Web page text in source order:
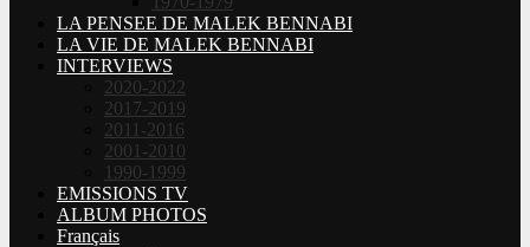
LA PENSEE DE MALEK BENNABI
LA VIE DE MALEK BENNABI
INTERVIEWS
2020-2022
2017-2019
2011-2016
2001-2010
1990-1999
EMISSIONS TV
ALBUM PHOTOS
Français